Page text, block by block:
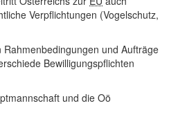
Verpflichtungen (Vogelschutz,
und Aufträge
Bewilligungspflichten
und die Oö